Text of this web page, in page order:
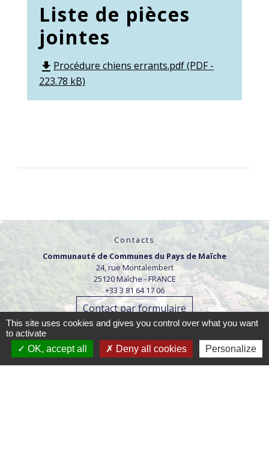
Liste de pièces
jointes
file_download Procédure chiens errants.pdf (PDF -
223.78 kB)
Contacts
Communauté de Communes du Pays de Maîche
24, rue Montalembert
25120 Maîche - FRANCE
+33 3 81 64 17 06
Contact par formulaire
Horaires d'ouverture :
Lundi : 9h-12h / 14h-17h
Mardi : 9h-12h /14h-18h
This site uses cookies and gives you control over what you want
to activate
OK, accept all
Deny all cookies Personalize